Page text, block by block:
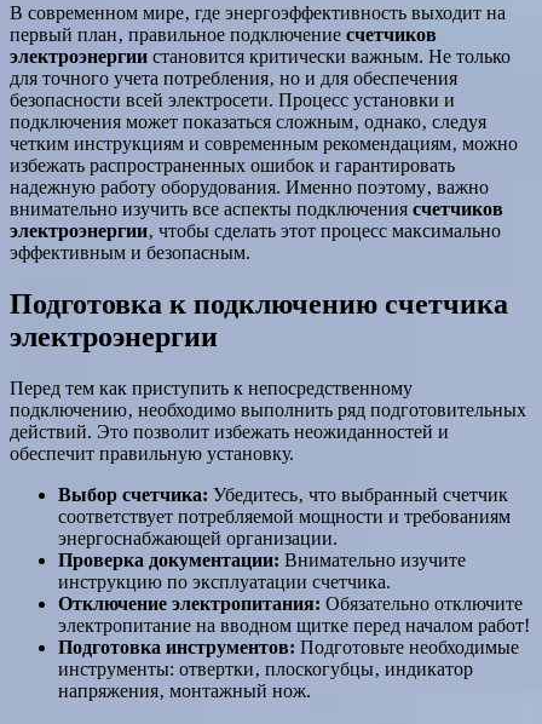
В современном мире‚ где энергоэффективность выходит на
первый план‚ правильное подключение счетчиков
электроэнергии становится критически важным. Не только
для точного учета потребления‚ но и для обеспечения
безопасности всей электросети. Процесс установки и
подключения может показаться сложным‚ однако‚ следуя
четким инструкциям и современным рекомендациям‚ можно
избежать распространенных ошибок и гарантировать
надежную работу оборудования. Именно поэтому‚ важно
внимательно изучить все аспекты подключения счетчиков
электроэнергии‚ чтобы сделать этот процесс максимально
эффективным и безопасным.
Подготовка к подключению счетчика
электроэнергии
Перед тем как приступить к непосредственному
подключению‚ необходимо выполнить ряд подготовительных
действий. Это позволит избежать неожиданностей и
обеспечит правильную установку.
Выбор счетчика: Убедитесь‚ что выбранный счетчик
соответствует потребляемой мощности и требованиям
энергоснабжающей организации.
Проверка документации: Внимательно изучите
инструкцию по эксплуатации счетчика.
Отключение электропитания: Обязательно отключите
электропитание на вводном щитке перед началом работ!
Подготовка инструментов: Подготовьте необходимые
инструменты: отвертки‚ плоскогубцы‚ индикатор
напряжения‚ монтажный нож.